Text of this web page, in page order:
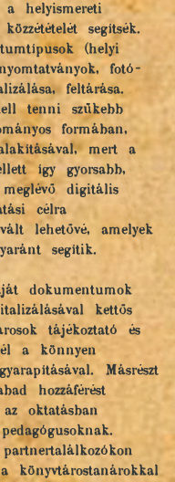
a helyismereti
segítsék.
(helyi
fotó-
feltárása.
tenni szűkebb
formában,
mert a
így gyorsabb,
digitális
célra
lehetővé, amelyek
segítik.
dokumentumok
kettős
tájékoztató és
a könnyen
Másrészt
hozzáférést
oktatásban
könyvtárostanárokkal